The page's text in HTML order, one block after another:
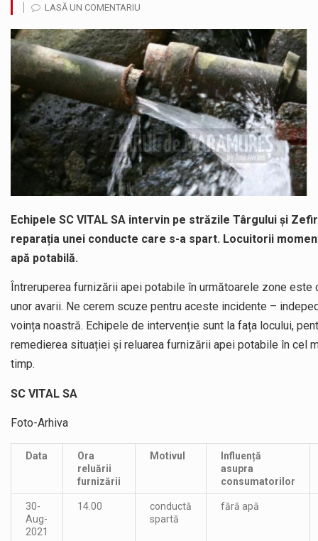
A fost finalizat proiectul care prevede un nou spatiu de joacă pentru copiii din localitatea Tulghieș. Primarul comunei Miresu Mare,…
COD GALBEN. Interval de valabilitate: 07 august, ora 12.00 – 07 august, ora 23.00 / Fenomene vizate: instabilitate atmosferică, intensificări…
În acest sfârșit de săptămână, jandarmii maramureșeni vor fi prezenți la manifestările cultural-artistice și sportive care vor avea loc pe…
Proiectul de lege privind Strategia națională pentru conservarea biodiversității a fost din nou dezbătut ieri și în final adoptat de…
LASĂ UN COMENTARIU
Echipele SC VITAL SA intervin pe străzile Târgului și
reparația unei conducte care s-a spart. Locuitorii
apă potabilă.
Întreruperea furnizării apei potabile în următoarele zone este
unor avarii. Ne cerem scuze pentru aceste incidente –
voința noastră. Echipele de intervenție sunt la fața locului,
remedierea situației și reluarea furnizării apei potabile în cel
timp.
SC VITAL SA
Foto-Arhiva
Data
Ora
reluării
furnizării
Motivul
Influență
asupra
consumatorilor
30-
Aug-
2021
14.00
conductă
spartă
fără apă